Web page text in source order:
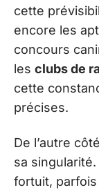
cette
encore les
concours
les clubs de
cette
précises.
De l’autre
sa singularité.
fortuit,